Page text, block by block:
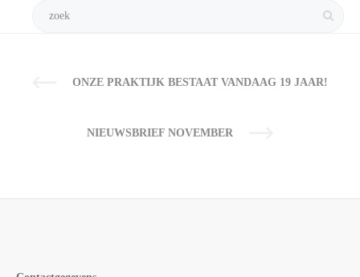
ONZE PRAKTIJK BESTAAT VANDAAG 19 JAAR!
NIEUWSBRIEF NOVEMBER